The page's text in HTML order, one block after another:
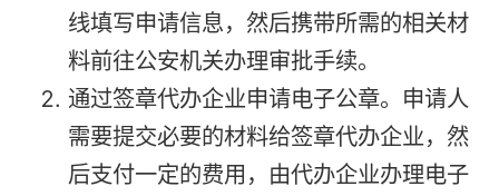
线填写申请信息，然后携带所需的相关材
料前往公安机关办理审批手续。
通过签章代办企业申请电子公章。申请人
需要提交必要的材料给签章代办企业，然
后支付一定的费用，由代办企业办理电子